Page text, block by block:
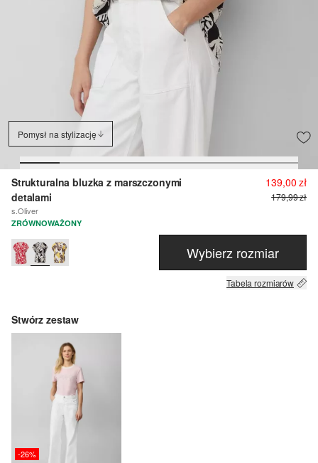
Pomysł na stylizację
Strukturalna bluzka z marszczonymi
detalami
s.Oliver
139,00 zł
179,99 zł
ZRÓWNOWAŻONY
Wybierz rozmiar
Tabela rozmiarów
Stwórz zestaw
-26%